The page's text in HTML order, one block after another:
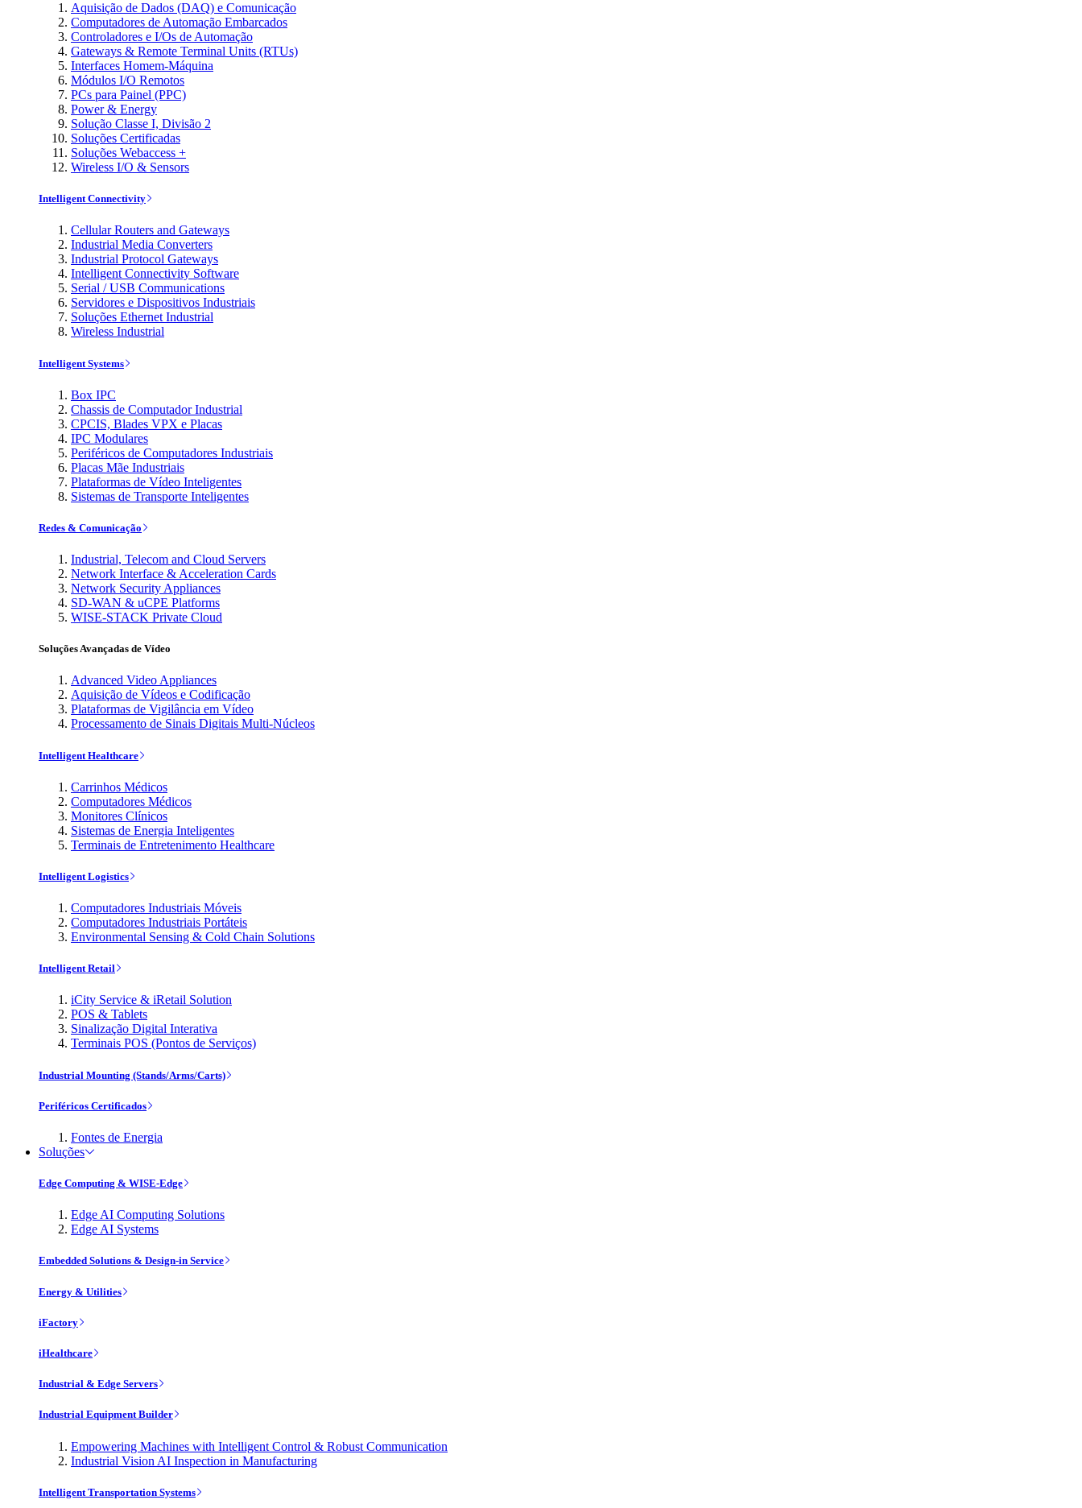
Aquisição de Dados (DAQ) e Comunicação
Computadores de Automação Embarcados
Controladores e I/Os de Automação
Gateways & Remote Terminal Units (RTUs)
Interfaces Homem-Máquina
Módulos I/O Remotos
PCs para Painel (PPC)
Power & Energy
Solução Classe I, Divisão 2
Soluções Certificadas
Soluções Webaccess +
Wireless I/O & Sensors
Intelligent Connectivity
Cellular Routers and Gateways
Industrial Media Converters
Industrial Protocol Gateways
Intelligent Connectivity Software
Serial / USB Communications
Servidores e Dispositivos Industriais
Soluções Ethernet Industrial
Wireless Industrial
Intelligent Systems
Box IPC
Chassis de Computador Industrial
CPCIS, Blades VPX e Placas
IPC Modulares
Periféricos de Computadores Industriais
Placas Mãe Industriais
Plataformas de Vídeo Inteligentes
Sistemas de Transporte Inteligentes
Redes & Comunicação
Industrial, Telecom and Cloud Servers
Network Interface & Acceleration Cards
Network Security Appliances
SD-WAN & uCPE Platforms
WISE-STACK Private Cloud
Soluções Avançadas de Vídeo
Advanced Video Appliances
Aquisição de Vídeos e Codificação
Plataformas de Vigilância em Vídeo
Processamento de Sinais Digitais Multi-Núcleos
Intelligent Healthcare
Carrinhos Médicos
Computadores Médicos
Monitores Clínicos
Sistemas de Energia Inteligentes
Terminais de Entretenimento Healthcare
Intelligent Logistics
Computadores Industriais Móveis
Computadores Industriais Portáteis
Environmental Sensing & Cold Chain Solutions
Intelligent Retail
iCity Service & iRetail Solution
POS & Tablets
Sinalização Digital Interativa
Terminais POS (Pontos de Serviços)
Industrial Mounting (Stands/Arms/Carts)
Periféricos Certificados
Fontes de Energia
Soluções
Edge Computing & WISE-Edge
Edge AI Computing Solutions
Edge AI Systems
Embedded Solutions & Design-in Service
Energy & Utilities
iFactory
iHealthcare
Industrial & Edge Servers
Industrial Equipment Builder
Empowering Machines with Intelligent Control & Robust Communication
Industrial Vision AI Inspection in Manufacturing
Intelligent Transportation Systems